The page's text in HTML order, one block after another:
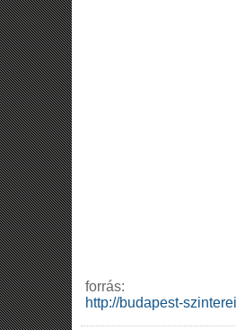
forrás:
http://budapest-